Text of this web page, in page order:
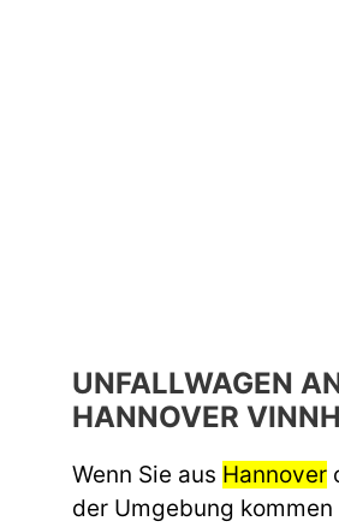
UNFALLWAGEN
HANNOVER
Wenn Sie aus Hannover
der Umgebung kommen